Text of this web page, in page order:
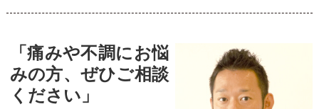
「痛みや不調にお悩
みの方、ぜひご相談
ください」